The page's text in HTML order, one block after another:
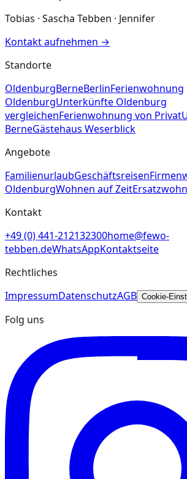
Tobias · Sascha Tebben · Jennifer
Kontakt aufnehmen →
Standorte
OldenburgBerneBerlinFerienwohnung
OldenburgUnterkünfte Oldenburg
vergleichenFerienwohnung von Privat
BerneGästehaus Weserblick
Angebote
FamilienurlaubGeschäftsreisen
OldenburgWohnen auf Zeit
Kontakt
+49 (0) 441-212132300home@fewo-
tebben.deWhatsAppKontaktseite
Rechtliches
ImpressumDatenschutzAGB Cookie-
Folg uns